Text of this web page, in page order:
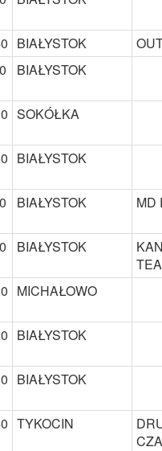
BIAŁYSTOK
BIAŁYSTOK
SOKÓŁKA
BIAŁYSTOK
BIAŁYSTOK MD
BIAŁYSTOK
MICHAŁOWO
BIAŁYSTOK
BIAŁYSTOK
TYKOCIN